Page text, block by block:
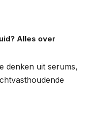
Alles over
denken uit serums,